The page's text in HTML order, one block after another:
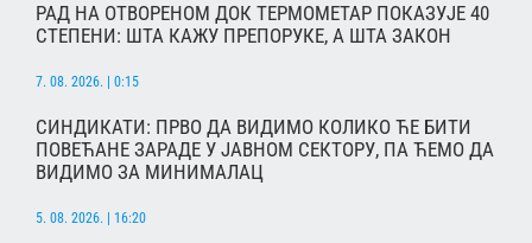
РАД НА ОТВОРЕНОМ ДОК ТЕРМОМЕТАР ПОКАЗУЈЕ 40
СТЕПЕНИ: ШТА КАЖУ ПРЕПОРУКЕ, А ШТА ЗАКОН
7. 08. 2026. | 0:15
СИНДИКАТИ: ПРВО ДА ВИДИМО КОЛИКО ЋЕ БИТИ
ПОВЕЋАНЕ ЗАРАДЕ У ЈАВНОМ СЕКТОРУ, ПА ЋЕМО ДА
ВИДИМО ЗА МИНИМАЛАЦ
5. 08. 2026. | 16:20